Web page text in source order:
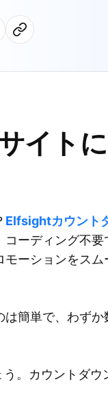
イト
Elfsightカウント
ーディング不
ーションをス
簡単で、わず
。カウントダウ